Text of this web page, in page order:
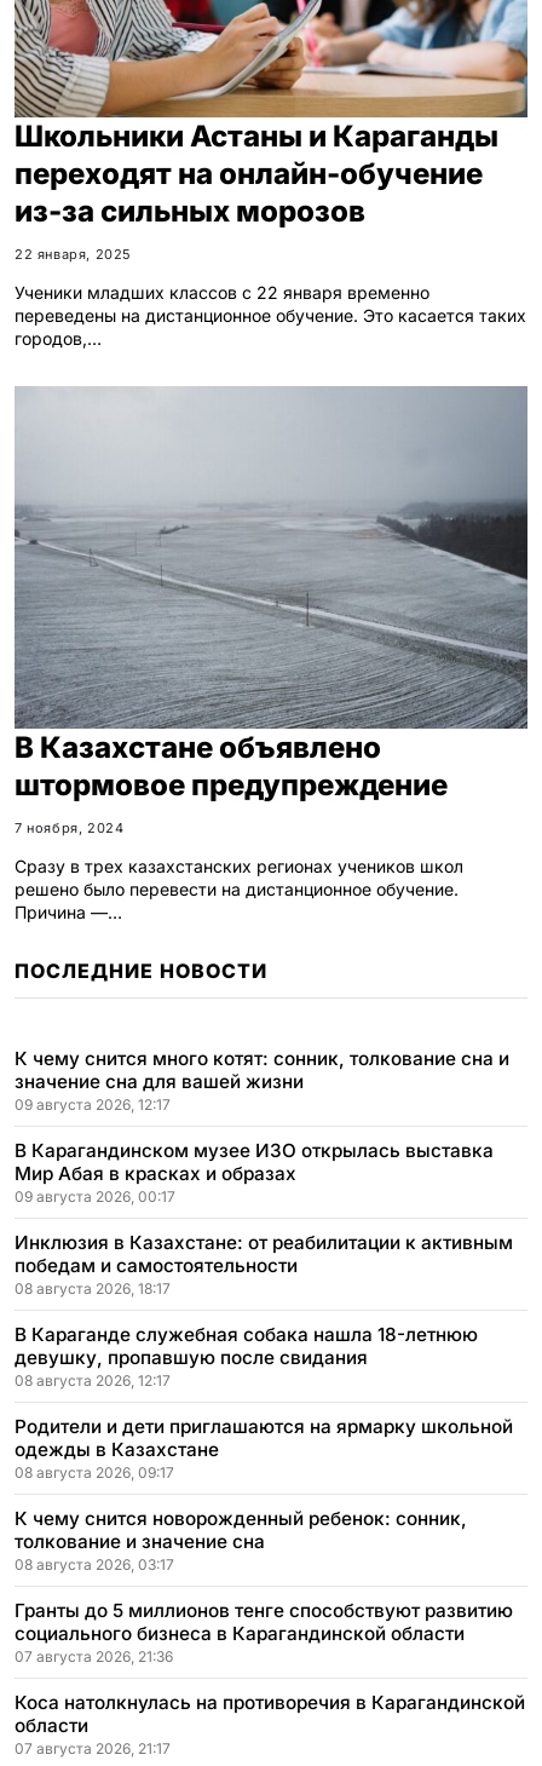
Школьники Астаны и Караганды
переходят на онлайн-обучение
из-за сильных морозов
22 января, 2025
Ученики младших классов с 22 января временно
переведены на дистанционное обучение. Это касается таких
городов,…
В Казахстане объявлено
штормовое предупреждение
7 ноября, 2024
Сразу в трех казахстанских регионах учеников школ
решено было перевести на дистанционное обучение.
Причина —…
ПОСЛЕДНИЕ НОВОСТИ
К чему снится много котят: сонник, толкование сна и
значение сна для вашей жизни
09 августа 2026, 12:17
В Карагандинском музее ИЗО открылась выставка
Мир Абая в красках и образах
09 августа 2026, 00:17
Инклюзия в Казахстане: от реабилитации к активным
победам и самостоятельности
08 августа 2026, 18:17
В Караганде служебная собака нашла 18-летнюю
девушку, пропавшую после свидания
08 августа 2026, 12:17
Родители и дети приглашаются на ярмарку школьной
одежды в Казахстане
08 августа 2026, 09:17
К чему снится новорожденный ребенок: сонник,
толкование и значение сна
08 августа 2026, 03:17
Гранты до 5 миллионов тенге способствуют развитию
социального бизнеса в Карагандинской области
07 августа 2026, 21:36
Коса натолкнулась на противоречия в Карагандинской
области
07 августа 2026, 21:17